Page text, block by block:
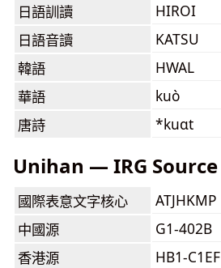
日語訓讀
HIROI
日語音讀
KATSU
韓語
HWAL
華語
kuò
唐詩
*kuɑt
Unihan — IRG Source
國際表意文字核心
ATJHKMP
中國源
G1-402B
香港源
HB1-C1EF